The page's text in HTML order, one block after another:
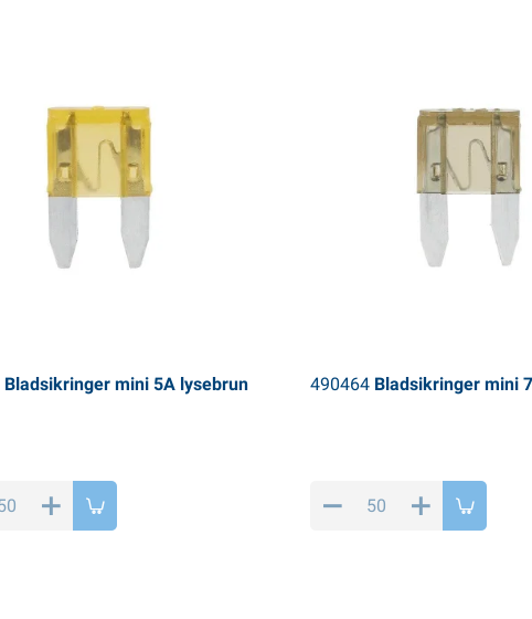
Bladsikringer mini 5A lysebrun 490464Bladsikringer mini